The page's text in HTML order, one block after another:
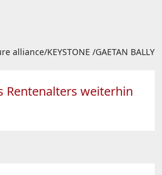
alliance/KEYSTONE /GAETAN BALLY
Rentenalters weiterhin